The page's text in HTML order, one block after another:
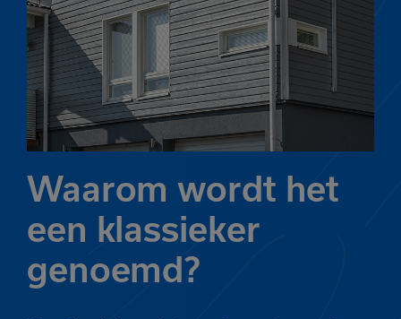
Waarom wordt het
een klassieker
genoemd?